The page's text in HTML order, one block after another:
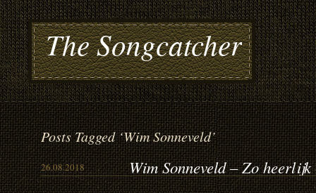
The Songcatcher
Posts Tagged ‘Wim Sonneveld’
26.08.2018 Wim Sonneveld – Zo